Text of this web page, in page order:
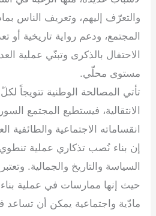
والتعرّف إليهم، وتعريف الناس
المجتمع، ودعم رواية تاريخية أو
الاحتفال بالذكرى وتبنّي عملية
مستوى محلّي.
تأتي المصالحة الوطنية تتويجاً
الانتقالية، فيستطيع المجتمع
انقساماته الاجتماعية والطائفية
إن بناء نُصب تذكاري عملية
السياسة والتاريخ والجمالية.
حيث إنها ممارسات في عملية بناء
مادّية واجتماعية يمكن أن تساعد